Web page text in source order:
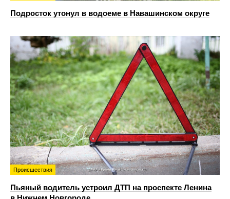
Подросток утонул в водоеме в Навашинском округе
Происшествия
Пьяный водитель устроил ДТП на проспекте Ленина